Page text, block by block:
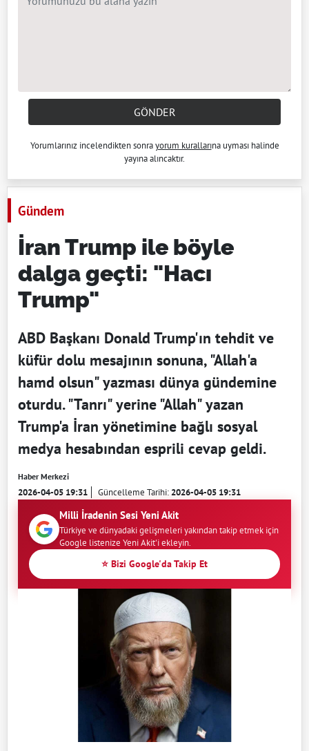
GÖNDER
Yorumlarınız incelendikten sonrayorum kurallarına uyması halinde
yayına alıncaktır.
Gündem
İran Trump ile böyle
dalga geçti: "Hacı
Trump"
ABD Başkanı Donald Trump'ın tehdit ve
küfür dolu mesajının sonuna, "Allah'a
hamd olsun" yazması dünya gündemine
oturdu. "Tanrı" yerine "Allah" yazan
Trump'a İran yönetimine bağlı sosyal
medya hesabından esprili cevap geldi.
Haber Merkezi
2026-04-05 19:31 Güncelleme Tarihi:2026-04-05 19:31
Milli İradenin Sesi Yeni Akit
Türkiye ve dünyadaki gelişmeleri yakından takip etmek için
Google listenize Yeni Akit'i ekleyin.
⭐ Bizi Google'da Takip Et